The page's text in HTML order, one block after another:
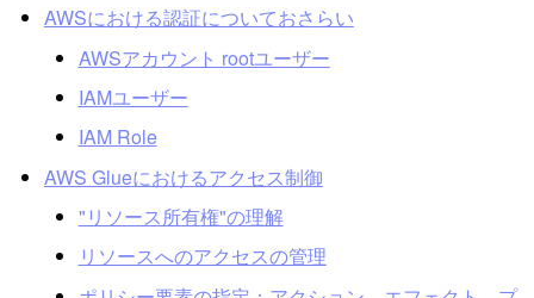
AWSにおける認証についておさらい
AWSアカウント rootユーザー
IAMユーザー
IAM Role
AWS Glueにおけるアクセス制御
"リソース所有権"の理解
リソースへのアクセスの管理